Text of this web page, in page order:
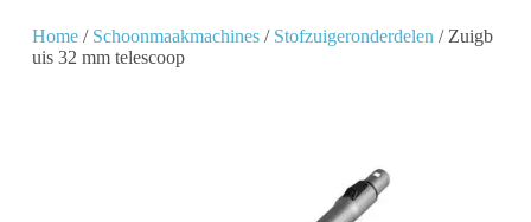
Home/ Schoonmaakmachines/ Stofzuigeronderdelen / Zuigb
uis 32 mm telescoop